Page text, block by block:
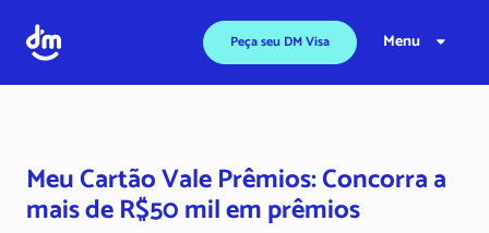
Peça seu DM Visa Menu
Meu Cartão Vale Prêmios: Concorra a
mais de R$50 mil em prêmios